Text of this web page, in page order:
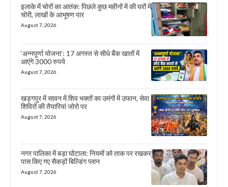
इलाके में चोरों का आतंक: पिछले कुछ महीनों में की घरों में
चोरी, लाखों के आभूषण पार
August 7, 2026
‘अन्नपूर्णा योजना’: 17 अगस्त से सीधे बैंक खातों में
आएंगे 3000 रुपये
August 7, 2026
खड़गपुर में सावन में शिव भक्तों का उमंगों में उफान, सेवा
शिविरों की तैयारियां जोरो पर
August 7, 2026
नगर पालिका में बड़ा घोटाला: नियमों को ताक पर रखकर
पास किए गए सैकड़ों बिल्डिंग प्लान
August 7, 2026